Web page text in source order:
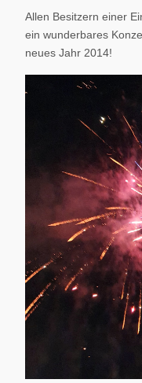
Allen Besitzern einer
ein wunderbares
neues Jahr 2014!